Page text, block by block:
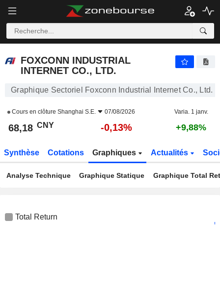
FOXCONN INDUSTRIAL
INTERNET CO., LTD.
Graphique Sectoriel Foxconn Industrial Internet Co., Ltd.
Cours en clôture Shanghai S.E. 07/08/2026 Varia. 1 janv.
68,18 CNY -0,13% +9,88%
Synthèse Cotations Graphiques Actualités
Analyse Technique Graphique Statique Graphique Total
Total Return